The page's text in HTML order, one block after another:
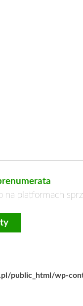
na platformach
public_html/wp-